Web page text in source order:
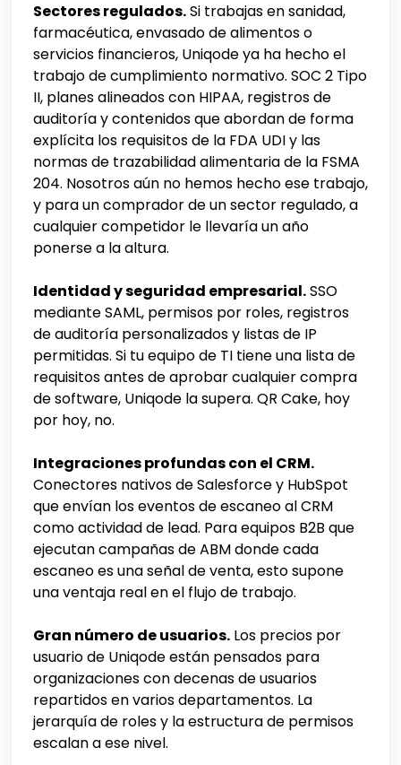
Sectores regulados.Si trabajas en sanidad,
farmacéutica, envasado de alimentos o
servicios financieros, Uniqode ya ha hecho el
trabajo de cumplimiento normativo. SOC 2 Tipo
II, planes alineados con HIPAA, registros de
auditoría y contenidos que abordan de forma
explícita los requisitos de la FDA UDI y las
normas de trazabilidad alimentaria de la FSMA
204. Nosotros aún no hemos hecho ese trabajo,
y para un comprador de un sector regulado, a
cualquier competidor le llevaría un año
ponerse a la altura.
Identidad y seguridad empresarial.SSO
mediante SAML, permisos por roles, registros
de auditoría personalizados y listas de IP
permitidas. Si tu equipo de TI tiene una lista de
requisitos antes de aprobar cualquier compra
de software, Uniqode la supera. QR Cake, hoy
por hoy, no.
Integraciones profundas con el CRM.
Conectores nativos de Salesforce y HubSpot
que envían los eventos de escaneo al CRM
como actividad de lead. Para equipos B2B que
ejecutan campañas de ABM donde cada
escaneo es una señal de venta, esto supone
una ventaja real en el flujo de trabajo.
Gran número de usuarios. Los precios por
usuario de Uniqode están pensados para
organizaciones con decenas de usuarios
repartidos en varios departamentos. La
jerarquía de roles y la estructura de permisos
escalan a ese nivel.